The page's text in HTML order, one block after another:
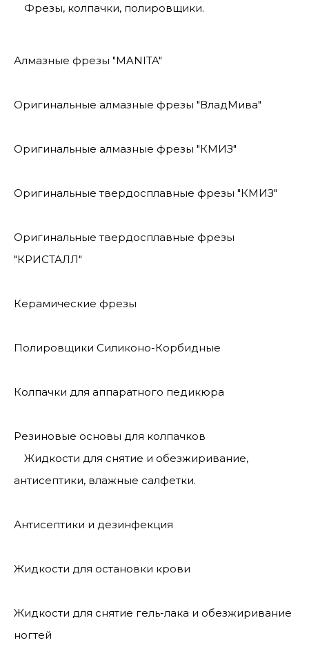
Фрезы, колпачки, полировщики.
Алмазные фрезы "MANITA"
Оригинальные алмазные фрезы "ВладМива"
Оригинальные алмазные фрезы "КМИЗ"
Оригинальные твердосплавные фрезы "КМИЗ"
Оригинальные твердосплавные фрезы
"КРИСТАЛЛ"
Керамические фрезы
Полировщики Силиконо-Корбидные
Колпачки для аппаратного педикюра
Резиновые основы для колпачков
Жидкости для снятие и обезжиривание,
антисептики, влажные салфетки.
Антисептики и дезинфекция
Жидкости для остановки крови
Жидкости для снятие гель-лака и обезжиривание
ногтей